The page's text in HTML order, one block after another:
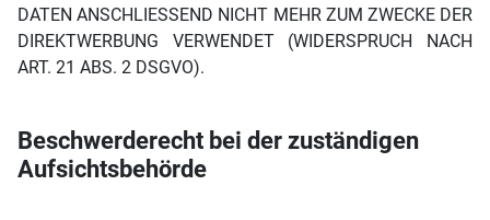
DATEN ANSCHLIESSEND NICHT MEHR ZUM ZWECKE DER
DIREKTWERBUNG VERWENDET (WIDERSPRUCH NACH
ART. 21 ABS. 2 DSGVO).
Beschwerderecht bei der zuständigen
Aufsichtsbehörde